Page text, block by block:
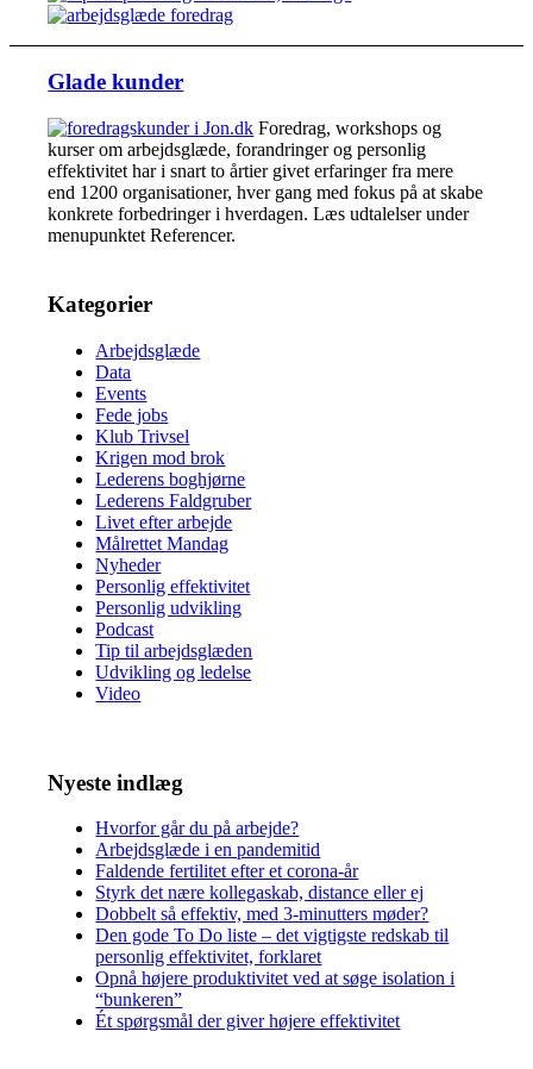
Glade kunder
Foredrag, workshops og
kurser om arbejdsglæde, forandringer og personlig
effektivitet har i snart to årtier givet erfaringer fra mere
end 1200 organisationer, hver gang med fokus på at skabe
konkrete forbedringer i hverdagen. Læs udtalelser under
menupunktet Referencer.
Kategorier
Arbejdsglæde
Data
Events
Fede jobs
Klub Trivsel
Krigen mod brok
Lederens boghjørne
Lederens Faldgruber
Livet efter arbejde
Målrettet Mandag
Nyheder
Personlig effektivitet
Personlig udvikling
Podcast
Tip til arbejdsglæden
Udvikling og ledelse
Video
Nyeste indlæg
Hvorfor går du på arbejde?
Arbejdsglæde i en pandemitid
Faldende fertilitet efter et corona-år
Styrk det nære kollegaskab, distance eller ej
Dobbelt så effektiv, med 3-minutters møder?
Den gode To Do liste – det vigtigste redskab til
personlig effektivitet, forklaret
Opnå højere produktivitet ved at søge isolation i
“bunkeren”
Ét spørgsmål der giver højere effektivitet